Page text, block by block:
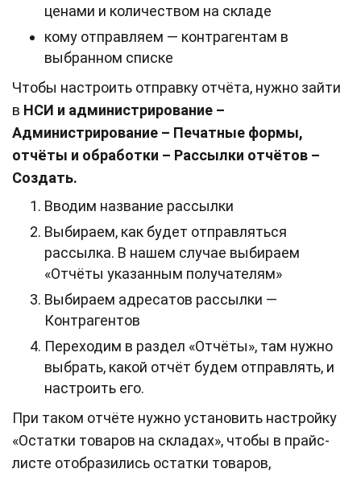
ценами и количеством на складе
кому отправляем — контрагентам в
выбранном списке
Чтобы настроить отправку отчёта, нужно зайти
в НСИ и администрирование –
Администрирование – Печатные формы,
отчёты и обработки – Рассылки отчётов –
Создать.
Вводим название рассылки
Выбираем, как будет отправляться
рассылка. В нашем случае выбираем
«Отчёты указанным получателям»
Выбираем адресатов рассылки —
Контрагентов
Переходим в раздел «Отчёты», там нужно
выбрать, какой отчёт будем отправлять, и
настроить его.
При таком отчёте нужно установить настройку
«Остатки товаров на складах», чтобы в прайс-
листе отобразились остатки товаров,